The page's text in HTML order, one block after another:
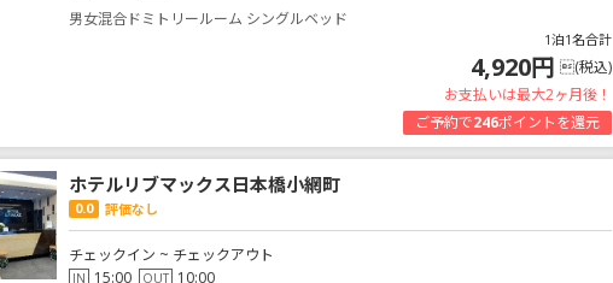
男女混合ドミトリールーム シングルベッド
1泊1名合計
4,920円 (税込)
お支払いは最大2ヶ月後！
ご予約で246ポイントを還元
ホテルリブマックス日本橋小網町
0.0 評価なし
チェックイン ~ チェックアウト
IN 15:00 OUT 10:00